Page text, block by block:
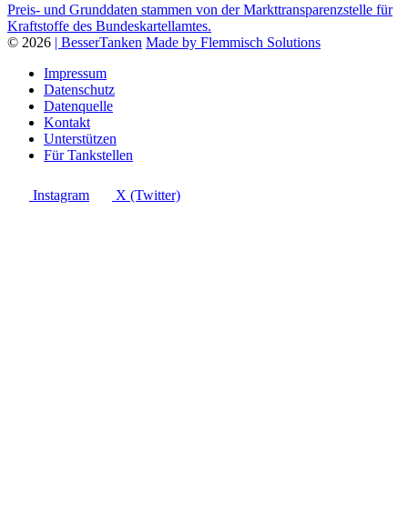
Preis- und Grunddaten stammen von der Markttransparenzstelle für
Kraftstoffe des Bundeskartellamtes.
© 2026 | BesserTanken Made by Flemmisch Solutions
Impressum
Datenschutz
Datenquelle
Kontakt
Unterstützen
Für Tankstellen
Instagram X (Twitter)